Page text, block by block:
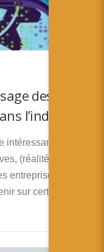
des
l’industrie
sur
(réalité
entreprises
sur certains